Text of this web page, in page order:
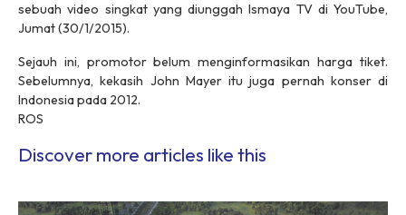
sebuah video singkat yang diunggah Ismaya TV di YouTube,
Jumat (30/1/2015).
Sejauh ini, promotor belum menginformasikan harga tiket.
Sebelumnya, kekasih John Mayer itu juga pernah konser di
Indonesia pada 2012.
ROS
Discover more articles like this